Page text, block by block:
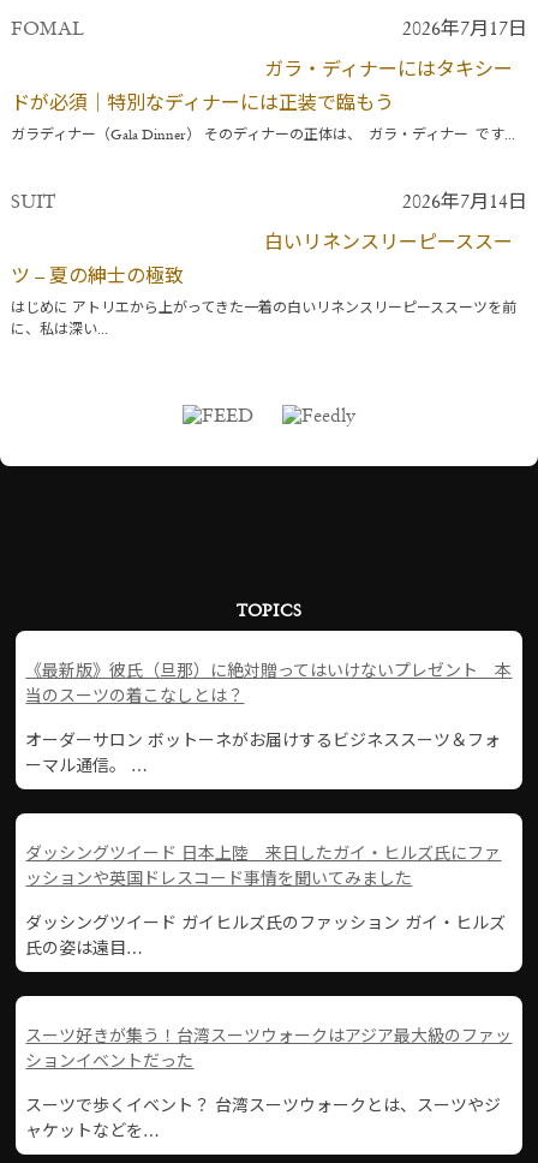
FOMAL 2026年7月17日
ガラ・ディナーにはタキシー
ドが必須｜特別なディナーには正装で臨もう
ガラディナー（Gala Dinner） そのディナーの正体は、 ガラ・ディナー です...
SUIT 2026年7月14日
白いリネンスリーピーススー
ツ – 夏の紳士の極致
はじめに アトリエから上がってきた一着の白いリネンスリーピーススーツを前
に、私は深い...
TOPICS
《最新版》彼氏（旦那）に絶対贈ってはいけないプレゼント 本
当のスーツの着こなしとは？
オーダーサロン ボットーネがお届けするビジネススーツ＆フォ
ーマル通信。 …
ダッシングツイード 日本上陸 来日したガイ・ヒルズ氏にファ
ッションや英国ドレスコード事情を聞いてみました
ダッシングツイード ガイヒルズ氏のファッション ガイ・ヒルズ
氏の姿は遠目…
スーツ好きが集う！台湾スーツウォークはアジア最大級のファッ
ションイベントだった
スーツで歩くイベント？ 台湾スーツウォークとは、スーツやジ
ャケットなどを…